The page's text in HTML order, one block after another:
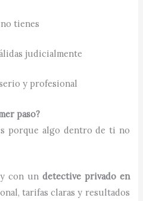
tienes
judicialmente
y profesional
paso?
porque algo dentro de ti no
con un detective privado en
tarifas claras y resultados